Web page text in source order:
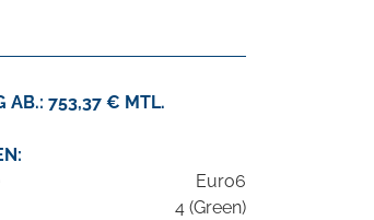
AB.: 753,37 € MTL.
Euro6
4 (Green)